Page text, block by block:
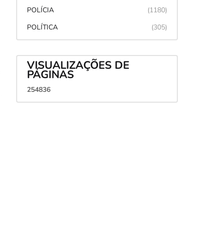
POLÍCIA
(1180)
POLÍTICA
(305)
VISUALIZAÇÕES DE
PÁGINAS
254836